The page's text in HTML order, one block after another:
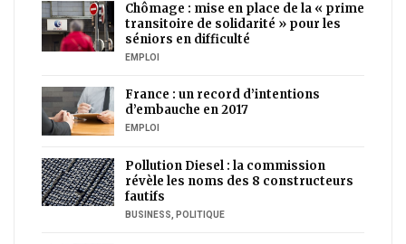
Chômage : mise en place de la « prime
transitoire de solidarité » pour les
séniors en difficulté
EMPLOI
France : un record d’intentions
d’embauche en 2017
EMPLOI
Pollution Diesel : la commission
révèle les noms des 8 constructeurs
fautifs
BUSINESS POLITIQUE